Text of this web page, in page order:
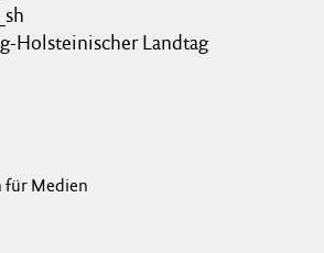
Holsteinischer Landtag
für Medien